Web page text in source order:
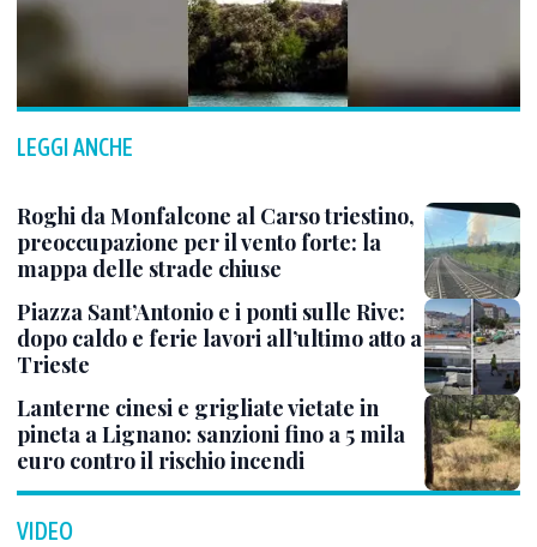
LEGGI ANCHE
Roghi da Monfalcone al Carso triestino,
preoccupazione per il vento forte: la
mappa delle strade chiuse
Piazza Sant’Antonio e i ponti sulle Rive:
dopo caldo e ferie lavori all’ultimo atto a
Trieste
Lanterne cinesi e grigliate vietate in
pineta a Lignano: sanzioni fino a 5 mila
euro contro il rischio incendi
VIDEO